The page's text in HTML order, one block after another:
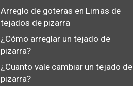
Arreglo de goteras en Limas de
tejados de pizarra
¿Cómo arreglar un tejado de
pizarra?
¿Cuanto vale cambiar un tejado de
pizarra?